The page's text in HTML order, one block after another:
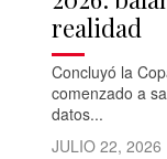
realidad
Concluyó la
comenzado a
datos...
JULIO 22, 2026